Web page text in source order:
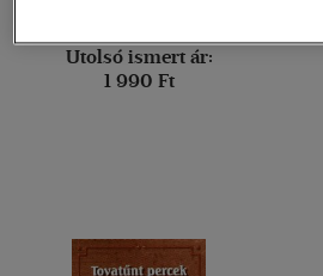
Utolsó ismert ár:
1 990 Ft